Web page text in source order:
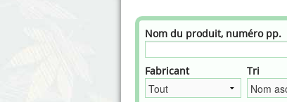
Nom du produit, numéro pp.
Fabricant Tri